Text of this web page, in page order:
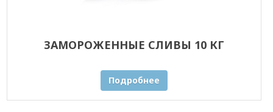
ЗАМОРОЖЕННЫЕ СЛИВЫ 10 КГ
Подробнее